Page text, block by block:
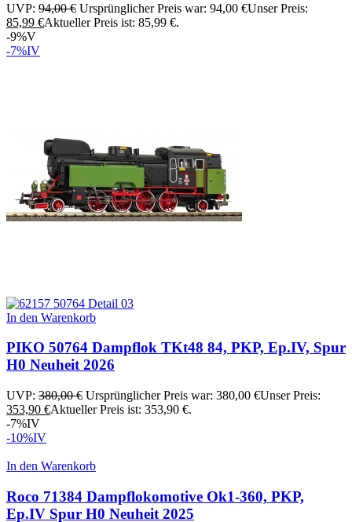
UVP: 94,00€ Ursprünglicher Preis war: 94,00 €Unser Preis:
85,99 €Aktueller Preis ist: 85,99 €.
-9%V
-7%IV
In den Warenkorb
PIKO 50764 Dampflok TKt48 84, PKP, Ep.IV, Spur
H0 Neuheit 2026
UVP: 380,00€ Ursprünglicher Preis war: 380,00 €Unser Preis:
353,90 €Aktueller Preis ist: 353,90 €.
-7%IV
-10%IV
In den Warenkorb
Roco 71384 Dampflokomotive Ok1-360, PKP,
Ep.IV Spur H0 Neuheit 2025